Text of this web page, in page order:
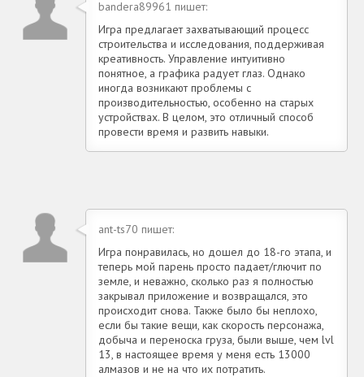
bandera89961 пишет:
Игра предлагает захватывающий процесс
строительства и исследования, поддерживая
креативность. Управление интуитивно
понятное, а графика радует глаз. Однако
иногда возникают проблемы с
производительностью, особенно на старых
устройствах. В целом, это отличный способ
провести время и развить навыки.
ant-ts70 пишет:
Игра понравилась, но дошел до 18-го этапа, и
теперь мой парень просто падает/глючит по
земле, и неважно, сколько раз я полностью
закрывал приложение и возвращался, это
происходит снова. Также было бы неплохо,
если бы такие вещи, как скорость персонажа,
добыча и переноска груза, были выше, чем lvl
13, в настоящее время у меня есть 13000
алмазов и не на что их потратить.